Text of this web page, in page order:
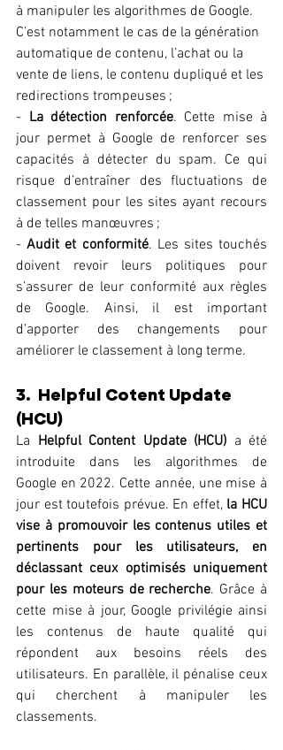
à manipuler les algorithmes de Google.
C’est notamment le cas de la génération
automatique de contenu, l’achat ou la
vente de liens, le contenu dupliqué et les
redirections trompeuses ;
- La détection renforcée. Cette mise à
jour permet à Google de renforcer ses
capacités à détecter du spam. Ce qui
risque d’entraîner des fluctuations de
classement pour les sites ayant recours
à de telles manœuvres ;
- Audit et conformité. Les sites touchés
doivent revoir leurs politiques pour
s’assurer de leur conformité aux règles
de Google. Ainsi, il est important
d’apporter des changements pour
améliorer le classement à long terme.
3.  Helpful Cotent Update
(HCU)
La Helpful Content Update (HCU) a été
introduite dans les algorithmes de
Google en 2022. Cette année, une mise à
jour est toutefois prévue. En effet, la HCU
vise à promouvoir les contenus utiles et
pertinents pour les utilisateurs, en
déclassant ceux optimisés uniquement
pour les moteurs de recherche. Grâce à
cette mise à jour, Google privilégie ainsi
les contenus de haute qualité qui
répondent aux besoins réels des
utilisateurs. En parallèle, il pénalise ceux
qui cherchent à manipuler les
classements.